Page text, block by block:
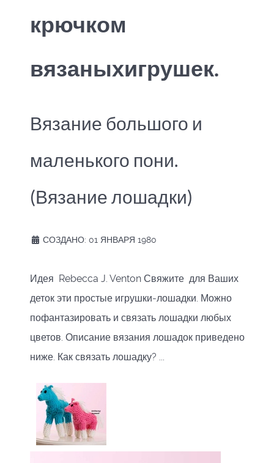
крючком
вязаныхигрушек.
Вязание большого и
маленького пони.
(Вязание лошадки)
СОЗДАНО: 01 ЯНВАРЯ 1980
Идея Rebecca J. Venton Свяжите для Ваших
деток эти простые игрушки-лошадки. Можно
пофантазировать и связать лошадки любых
цветов. Описание вязания лошадок приведено
ниже. Как связать лошадку? ...